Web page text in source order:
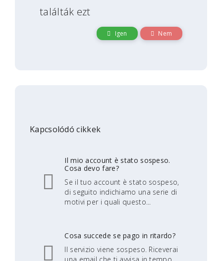
találták ezt
Igen Nem
Kapcsolódó cikkek
Il mio account è stato sospeso.
Cosa devo fare?
Se il tuo account è stato sospeso,
di seguito indichiamo una serie di
motivi per i quali questo...
Cosa succede se pago in ritardo?
Il servizio viene sospeso. Riceverai